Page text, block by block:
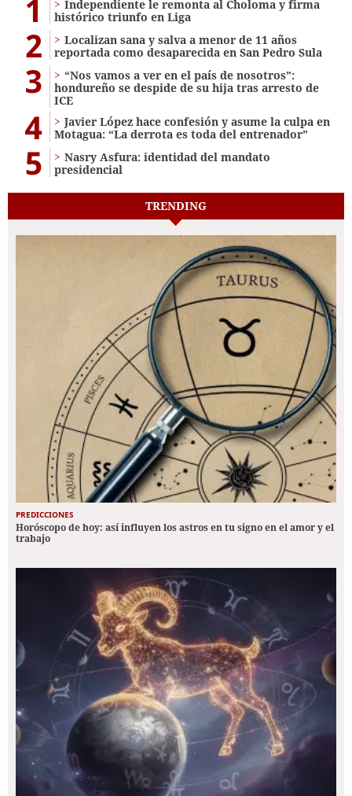
1
Independiente le remonta al Choloma y firma
histórico triunfo en Liga
2
Localizan sana y salva a menor de 11 años
reportada como desaparecida en San Pedro Sula
3
“Nos vamos a ver en el país de nosotros”:
hondureño se despide de su hija tras arresto de
ICE
4
Javier López hace confesión y asume la culpa en
Motagua: “La derrota es toda del entrenador”
5
Nasry Asfura: identidad del mandato
presidencial
TRENDING
PREDICCIONES
Horóscopo de hoy: así influyen los astros en tu signo en el amor y el
trabajo